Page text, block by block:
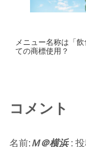
メニュー名称は「
ての商標使用？
コメント
名前: Ｍ＠横浜: